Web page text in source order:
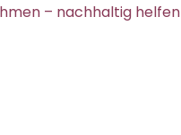
– nachhaltig helfen